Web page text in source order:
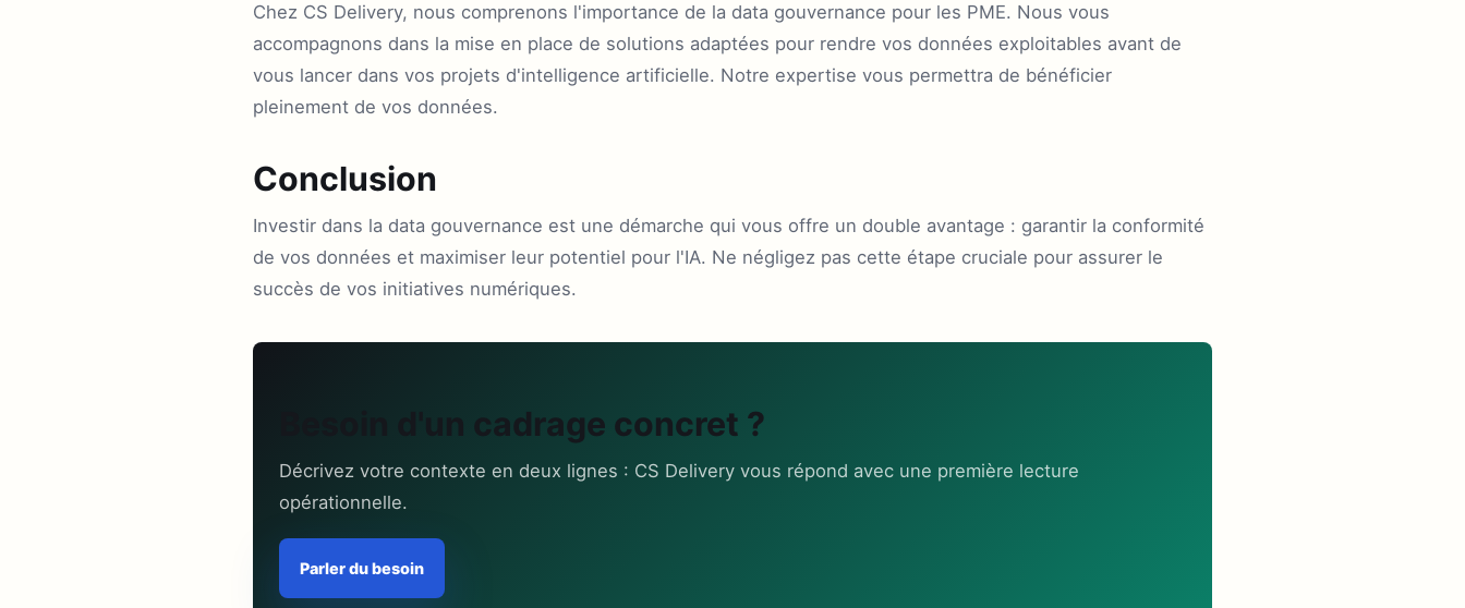
Chez CS Delivery, nous comprenons l'importance de la data gouvernance pour les PME. Nous vous
accompagnons dans la mise en place de solutions adaptées pour rendre vos données exploitables avant de
vous lancer dans vos projets d'intelligence artificielle. Notre expertise vous permettra de bénéficier
pleinement de vos données.
Conclusion
Investir dans la data gouvernance est une démarche qui vous offre un double avantage : garantir la conformité
de vos données et maximiser leur potentiel pour l'IA. Ne négligez pas cette étape cruciale pour assurer le
succès de vos initiatives numériques.
Besoin d'un cadrage concret ?
Décrivez votre contexte en deux lignes : CS Delivery vous répond avec une première lecture
opérationnelle.
Parler du besoin